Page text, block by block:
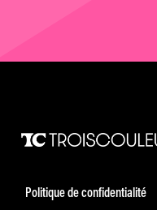
Politique de confidentialité